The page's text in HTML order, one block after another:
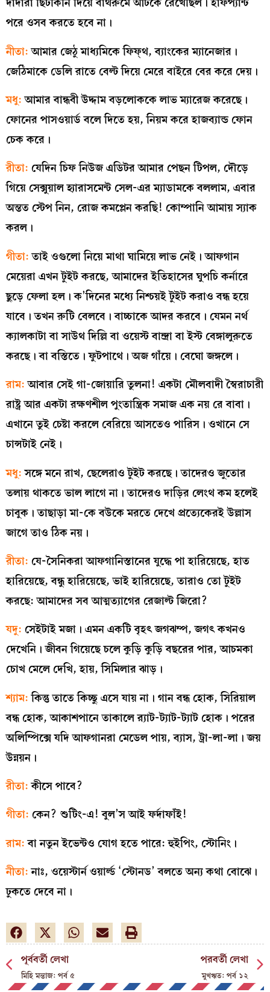
পরে ওসব করতে হবে না।
নীতা:আমার জেঠু মাধ্যমিকে ফিফ্থ‌, ব্যাংকের ম্যানেজার।
জেঠিমাকে ডেলি রাতে বেল্ট দিয়ে মেরে বাইরে বের করে দেয়।
মধু:আমার বান্ধবী উদ্দাম বড়লোককে লাভ ম্যারেজ করেছে।
ফোনের পাসওয়ার্ড বলে দিতে হয়, নিয়ম করে হাজব্যান্ড ফোন
চেক করে।
রীতা: যেদিন চিফ নিউজ এডিটর আমার পেছন টিপল, দৌড়ে
গিয়ে সেক্সুয়াল হ্যারাসমেন্ট সেল-এর ম্যাডামকে বললাম, এবার
অন্তত স্টেপ নিন, রোজ কমপ্লেন করছি! কোম্পানি আমায় স্যাক
করল।
গীতা:তাই ওগুলো নিয়ে মাথা ঘামিয়ে লাভ নেই। আফগান
মেয়েরা এখন টুইট করছে, আমাদের ইতিহাসের ঘুপচি কর্নারে
ছুড়ে ফেলা হল। ক’দিনের মধ্যে নিশ্চয়ই টুইট করাও বন্ধ হয়ে
যাবে। তখন রুটি বেলবে। বাচ্চাকে আদর করবে। যেমন নর্থ
ক্যালকাটা বা সাউথ দিল্লি বা ওয়েস্ট বান্দ্রা বা ইস্ট বেঙ্গালুরুতে
করছে। বা বস্তিতে। ফুটপাথে। অজ গাঁয়ে। বেঘো জঙ্গলে।
রাম:আবার সেই গা-জোয়ারি তুলনা! একটা মৌলবাদী স্বৈরাচারী
রাষ্ট্র আর একটা রক্ষণশীল পুংতান্ত্রিক সমাজ এক নয় রে বাবা।
এখানে তুই চেষ্টা করলে বেরিয়ে আসতেও পারিস। ওখানে সে
চান্সটাই নেই।
মধু:সঙ্গে মনে রাখ, ছেলেরাও টুইট করছে। তাদেরও জুতোর
তলায় থাকতে ভাল লাগে না। তাদেরও দাড়ির লেংথ কম হলেই
চাবুক। তাছাড়া মা-কে বউকে মরতে দেখে প্রত্যেকেরই উল্লাস
জাগে তাও ঠিক নয়।
রীতা: যে-সৈনিকরা আফগানিস্তানের যুদ্ধে পা হারিয়েছে, হাত
হারিয়েছে, বন্ধু হারিয়েছে, ভাই হারিয়েছে, তারাও তো টুইট
করছে: আমাদের সব আত্মত্যাগের রেজাল্ট জিরো?
যদু: সেইটাই মজা। এমন একটি বৃহৎ জগঝম্প, জগৎ কখনও
দেখেনি। জীবন গিয়েছে চলে কুড়ি কুড়ি বছরের পার, আচমকা
চোখ মেলে দেখি, হায়, সিমিলার ঝাড়।
শ্যাম:কিন্তু তাতে কিচ্ছু এসে যায় না। গান বন্ধ হোক, সিরিয়াল
বন্ধ হোক, আকাশপানে তাকালে ব়্যাট-ট্যাট-ট্যাট হোক। পরের
অলিম্পিক্সে যদি আফগানরা মেডেল পায়, ব্যাস, ট্রা-লা-লা। জয়
উন্নয়ন।
রীতা:কীসে পাবে?
গীতা: কেন? শুটিং-এ! বুল’স আই ফর্দাফাঁই!
রাম:বা নতুন ইভেন্টও যোগ হতে পারে: হুইপিং, স্টোনিং।
নীতা:নাঃ, ওয়েস্টার্ন ওয়ার্ল্ড ‘স্টোনড’ বলতে অন্য কথা বোঝে।
ঢুকতে দেবে না।
পূর্ববর্তী লেখা
মিহি মন্তাজ: পর্ব ৫
পরবর্তী লেখা
মুখঋত: পর্ব ১২